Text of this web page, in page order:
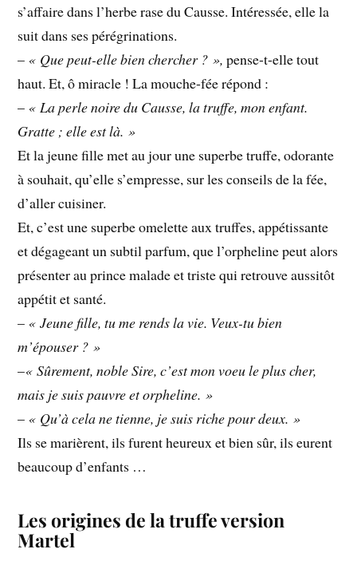
s’affaire dans l’herbe rase du Causse. Intéressée, elle la
suit dans ses pérégrinations.
– « Que peut-elle bien chercher ? », pense-t-elle tout
haut. Et, ô miracle ! La mouche-fée répond :
– « La perle noire du Causse, la truffe, mon enfant.
Gratte ; elle est là. »
Et la jeune fille met au jour une superbe truffe, odorante
à souhait, qu’elle s’empresse, sur les conseils de la fée,
d’aller cuisiner.
Et, c’est une superbe omelette aux truffes, appétissante
et dégageant un subtil parfum, que l’orpheline peut alors
présenter au prince malade et triste qui retrouve aussitôt
appétit et santé.
– « Jeune fille, tu me rends la vie. Veux-tu bien
m’épouser ? »
–« Sûrement, noble Sire, c’est mon voeu le plus cher,
mais je suis pauvre et orpheline. »
– « Qu’à cela ne tienne, je suis riche pour deux. »
Ils se marièrent, ils furent heureux et bien sûr, ils eurent
beaucoup d’enfants …
Les origines de la truffe version
Martel